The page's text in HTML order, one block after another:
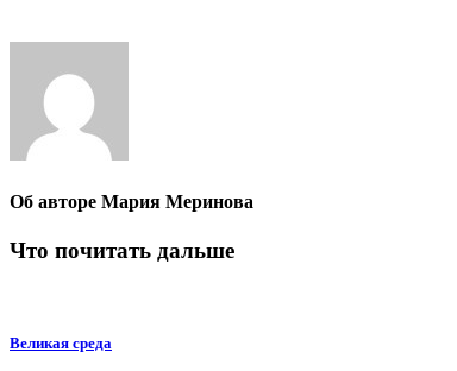
Об авторе Мария Меринова
Что почитать дальше
Великая среда